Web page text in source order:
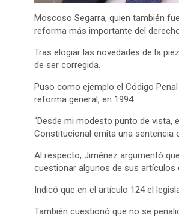
Moscoso Segarra, quien también
reforma más importante del
Tras elogiar las novedades de la
de ser corregida.
Puso como ejemplo el Código
reforma general, en 1994.
“Desde mi modesto punto de vista,
Constitucional emita una sentencia
Al respecto, Jiménez argumentó
cuestionar algunos de sus
Indicó que en el artículo 124 el
También cuestionó que no se